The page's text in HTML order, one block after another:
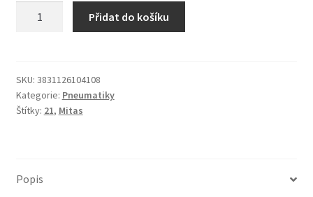
M+S
80/90
-
(přední)
Přidat do košíku
SKU: 3831126104108
Kategorie: Pneumatiky
Štítky: 21, Mitas
Popis